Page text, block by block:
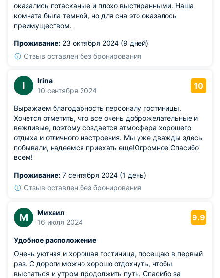
оказались потасканые и плохо выстиранными. Наша
комната была темной, но для сна это оказалось
преимуществом.
Проживание: 23 октября 2024 (9 дней)
Отзыв оставлен без бронирования
I
Irina
10 сентября 2024
10
Выражаем благодарность персоналу гостиницы.
Хочется отметить, что все очень доброжелательные и
вежливые, поэтому создается атмосфера хорошего
отдыха и отличного настроения. Мы уже дважды здесь
побывали, надеемся приехать еще!Огромное Спасибо
всем!
Проживание: 7 сентября 2024 (1 день)
Отзыв оставлен без бронирования
М
Михаил
16 июля 2024
9.9
Удобное расположение
Очень уютная и хорошая гостиница, посещаю в первый
раз. С дороги можно хорошо отдохнуть, чтобы
выспаться и утром продолжить путь. Спасибо за